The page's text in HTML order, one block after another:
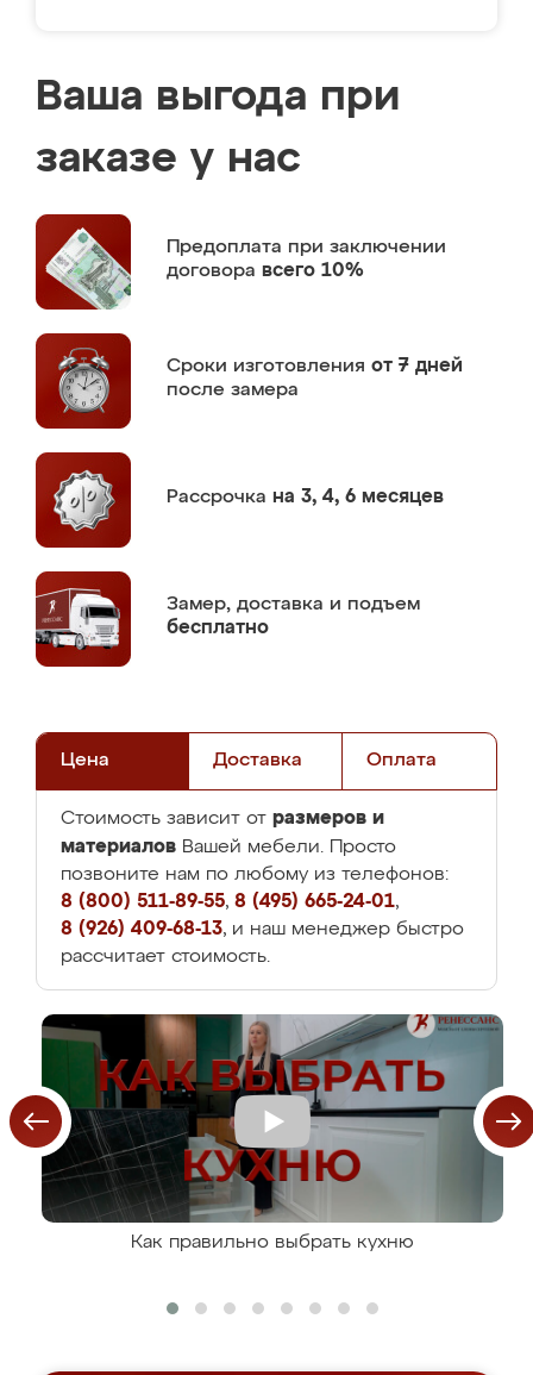
Ваша выгода при
заказе у нас
Предоплата при заключении
договора всего 10%
Сроки изготовления от 7 дней
после замера
Рассрочка на 3, 4, 6 месяцев
Замер, доставка и подъем
бесплатно
Цена Доставка Оплата
Стоимость зависит от размеров и
материалов Вашей мебели. Просто
позвоните нам по любому из телефонов:
8 (800) 511-89-55, 8 (495) 665-24-01,
8 (926) 409-68-13, и наш менеджер быстро
рассчитает стоимость.
Как правильно выбрать кухню